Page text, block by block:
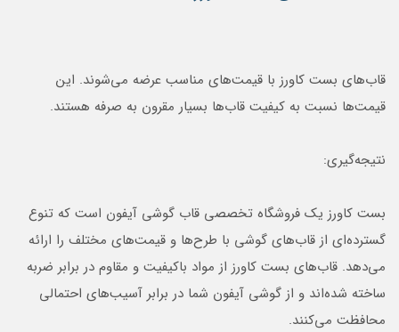
قاب‌های بست کاورز با قیمت‌های مناسب عرضه می‌شوند. این
قیمت‌ها نسبت به کیفیت قاب‌ها بسیار مقرون به صرفه هستند.
نتیجه‌گیری:
بست کاورز یک فروشگاه تخصصی قاب گوشی آیفون است که تنوع
گسترده‌ای از قاب‌های گوشی با طرح‌ها و قیمت‌های مختلف را ارائه
می‌دهد. قاب‌های بست کاورز از مواد باکیفیت و مقاوم در برابر ضربه
ساخته شده‌اند و از گوشی آیفون شما در برابر آسیب‌های احتمالی
محافظت می‌کنند.